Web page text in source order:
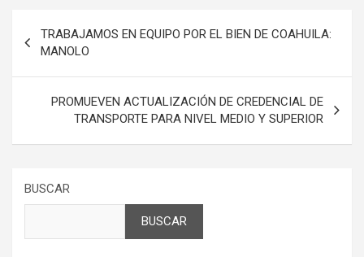
de
entradas
TRABAJAMOS EN EQUIPO POR EL BIEN DE COAHUILA:
MANOLO
PROMUEVEN ACTUALIZACIÓN DE CREDENCIAL DE
TRANSPORTE PARA NIVEL MEDIO Y SUPERIOR
BUSCAR
BUSCAR